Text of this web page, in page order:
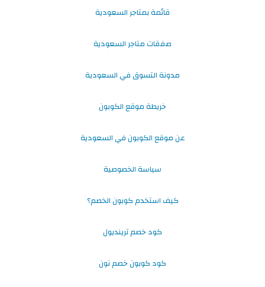
قائمة بمتاجر السعودية
صفقات متاجر السعودية
مدونة التسوق في السعودية
خريطة موقع الكوبون
عن موقع الكوبون في السعودية
سياسة الخصوصية
كيف استخدم كوبون الخصم؟
كود خصم ترينديول
كود كوبون خصم نون